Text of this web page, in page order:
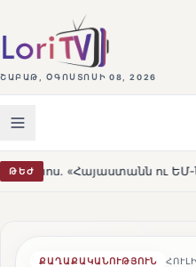
ՇԱԲԱԹ, ՕԳՈՍՏՈՍԻ 08, 2026
ԹԵԺ ու ԵՄ-ն երբեք
ՔԱՂԱՔԱԿԱՆՈՒԹՅՈՒՆ